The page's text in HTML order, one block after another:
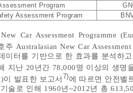
Program
Assessment Program
Car Assessment Programme
주 Australasian New Car
이터를 기반으로 한 효과를 분석하
지난 20년간 78,000명 이상의 생명
이 발표한 보고서 7)에 따르면 안전벨
술로 인해 1960년~2012년 총